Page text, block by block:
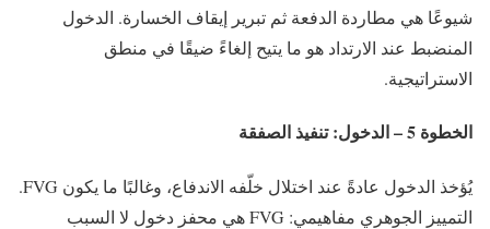
شيوعًا هي مطاردة الدفعة ثم تبرير إيقاف الخسارة. الدخول
المنضبط عند الارتداد هو ما يتيح إلغاءً ضيقًا في منطق
الاستراتيجية.
الخطوة 5 – الدخول: تنفيذ الصفقة
يُؤخذ الدخول عادةً عند اختلال خلّفه الاندفاع، وغالبًا ما يكون FVG.
التمييز الجوهري مفاهيمي: FVG هي محفز دخول لا السبب